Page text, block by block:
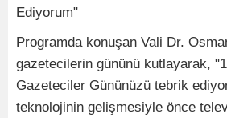
Ediyorum"
Programda konuşan Vali Dr.
gazetecilerin gününü kutlayarak,
Gazeteciler Gününüzü tebrik
teknolojinin gelişmesiyle önce